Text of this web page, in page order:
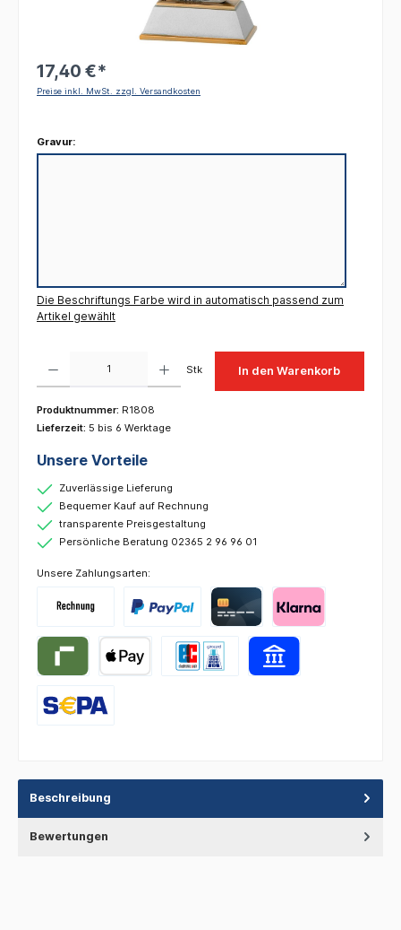
17,40 €*
Preise inkl. MwSt. zzgl. Versandkosten
Gravur:
Die Beschriftungs Farbe wird in automatisch passend zum
Artikel gewählt
Stk In den Warenkorb
Produktnummer: R1808
Lieferzeit: 5 bis 6 Werktage
Unsere Vorteile
Zuverlässige Lieferung
Bequemer Kauf auf Rechnung
transparente Preisgestaltung
Persönliche Beratung 02365 2 96 96 01
Unsere Zahlungsarten:
Beschreibung
Bewertungen